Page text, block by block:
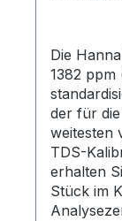
Die
1382
der für
weitesten
TDS-
erhalten
Stück im